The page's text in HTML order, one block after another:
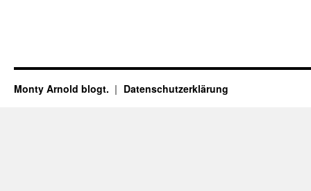
Monty Arnold blogt. Datenschutz­erklärung